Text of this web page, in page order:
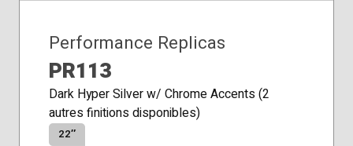
Performance Replicas
PR113
Dark Hyper Silver w/ Chrome Accents (2
autres finitions disponibles)
22″